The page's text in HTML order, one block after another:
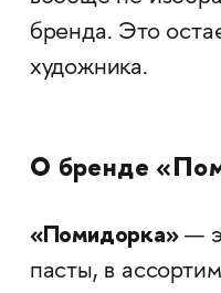
бренда. Это
художника.
О бренде
«Помидорка»—
пасты, в